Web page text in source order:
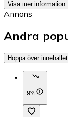
Visa mer information
Annons
Andra
Hoppa över innehållet
9%